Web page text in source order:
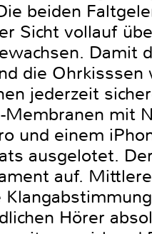
beiden
Sicht vollauf
Damit
die
jederzeit
Membranen mit
und einem
ausgelotet.
auf.
Hörer